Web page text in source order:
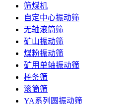
筛煤机
自定中心振动筛
无轴滚筒筛
矿山振动筛
煤粉振动筛
矿用单轴振动筛
棒条筛
滚筒筛
YA系列圆振动筛